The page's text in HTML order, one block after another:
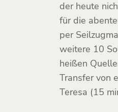
der heute
für die
per
weitere 10
heißen
Transfer von
Teresa (15